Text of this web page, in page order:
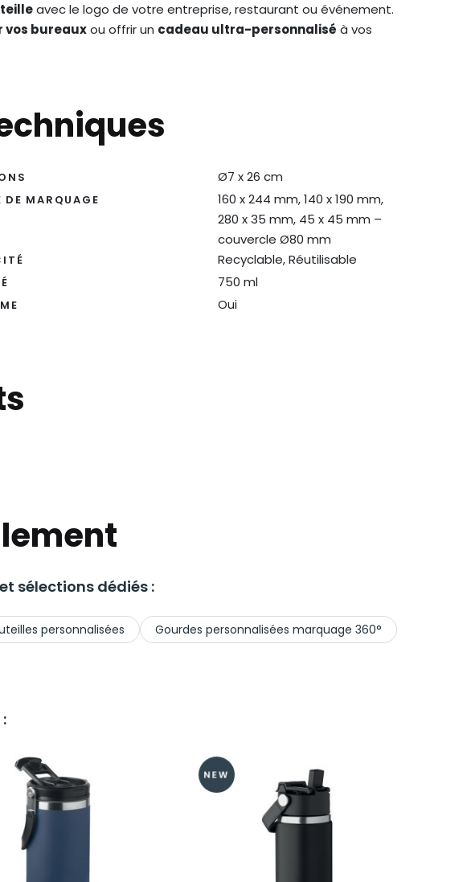
avec le logo de votre entreprise, restaurant ou événement.
vos bureauxou offrir un cadeau ultra-personnalisé à vos
Ø7 x 26 cm
DE MARQUAGE
160 x 244 mm, 140 x 190 mm,
280 x 35 mm, 45 x 45 mm –
couvercle Ø80 mm
Recyclable, Réutilisable
750 ml
Oui
sélections dédiés :
personnalisées
Gourdes personnalisées marquage 360°